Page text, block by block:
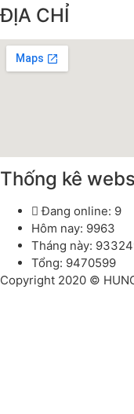
ĐỊA CHỈ
Thống kê
Đang online: 9
Hôm nay: 9963
Tháng này:
Tổng: 9470599
Copyright 2020 ©